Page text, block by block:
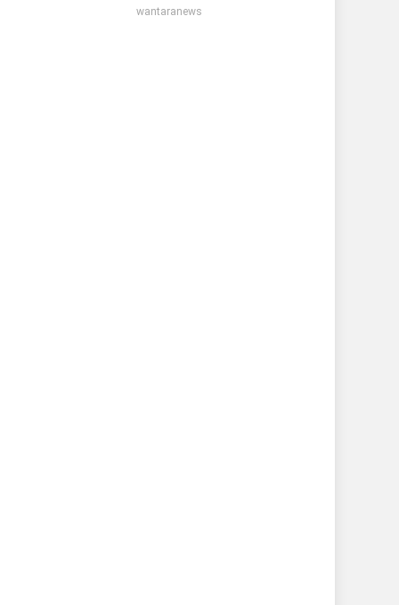
wantaranews